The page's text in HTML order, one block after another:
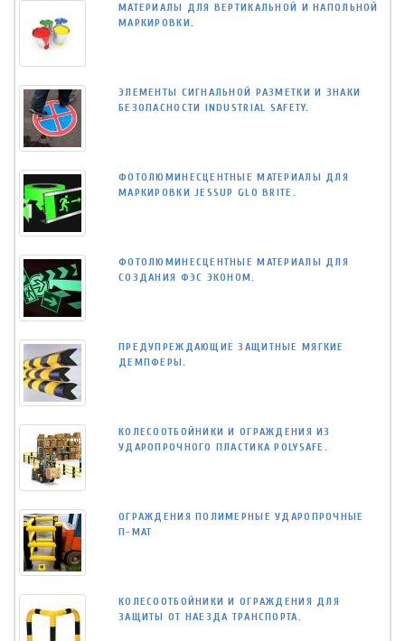
МАТЕРИАЛЫ ДЛЯ ВЕРТИКАЛЬНОЙ И НАПОЛЬНОЙ
МАРКИРОВКИ.
ЭЛЕМЕНТЫ СИГНАЛЬНОЙ РАЗМЕТКИ И ЗНАКИ
БЕЗОПАСНОСТИ INDUSTRIAL SAFETY.
ФОТОЛЮМИНЕСЦЕНТНЫЕ МАТЕРИАЛЫ ДЛЯ
МАРКИРОВКИ JESSUP GLO BRITE.
ФОТОЛЮМИНЕСЦЕНТНЫЕ МАТЕРИАЛЫ ДЛЯ
СОЗДАНИЯ ФЭС ЭКОНОМ.
ПРЕДУПРЕЖДАЮЩИЕ ЗАЩИТНЫЕ МЯГКИЕ
ДЕМПФЕРЫ.
КОЛЕСООТБОЙНИКИ И ОГРАЖДЕНИЯ ИЗ
УДАРОПРОЧНОГО ПЛАСТИКА POLYSAFE.
ОГРАЖДЕНИЯ ПОЛИМЕРНЫЕ УДАРОПРОЧНЫЕ
П-МАТ
КОЛЕСООТБОЙНИКИ И ОГРАЖДЕНИЯ ДЛЯ
ЗАЩИТЫ ОТ НАЕЗДА ТРАНСПОРТА.